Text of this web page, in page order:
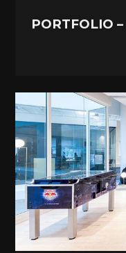
PORTFOLIO